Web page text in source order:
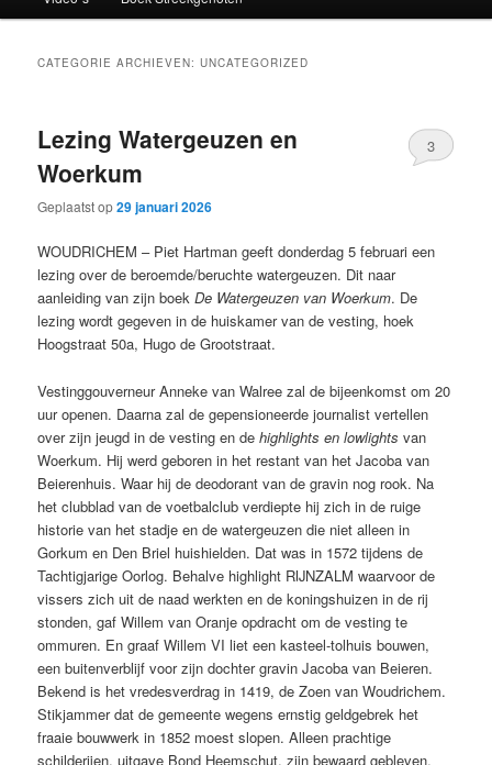
CATEGORIE ARCHIEVEN:UNCATEGORIZED
Lezing Watergeuzen en
Woerkum
Geplaatst op29 januari 2026
3
WOUDRICHEM – Piet Hartman geeft donderdag 5 februari een
lezing over de beroemde/beruchte watergeuzen. Dit naar
aanleiding van zijn boekDe Watergeuzen van Woerkum. De
lezing wordt gegeven in de huiskamer van de vesting, hoek
Hoogstraat 50a, Hugo de Grootstraat.
Vestinggouverneur Anneke van Walree zal de bijeenkomst om 20
uur openen. Daarna zal de gepensioneerde journalist vertellen
over zijn jeugd in de vesting en dehighlights en lowlightsvan
Woerkum. Hij werd geboren in het restant van het Jacoba van
Beierenhuis. Waar hij de deodorant van de gravin nog rook. Na
het clubblad van de voetbalclub verdiepte hij zich in de ruige
historie van het stadje en de watergeuzen die niet alleen in
Gorkum en Den Briel huishielden. Dat was in 1572 tijdens de
Tachtigjarige Oorlog. Behalve highlight RIJNZALM waarvoor de
vissers zich uit de naad werkten en de koningshuizen in de rij
stonden, gaf Willem van Oranje opdracht om de vesting te
ommuren. En graaf Willem VI liet een kasteel-tolhuis bouwen,
een buitenverblijf voor zijn dochter gravin Jacoba van Beieren.
Bekend is het vredesverdrag in 1419, de Zoen van Woudrichem.
Stikjammer dat de gemeente wegens ernstig geldgebrek het
fraaie bouwwerk in 1852 moest slopen. Alleen prachtige
schilderijen, uitgave Bond Heemschut, zijn bewaard gebleven.